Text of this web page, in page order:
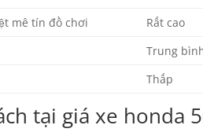
mê tín đồ chơi Rất cao
Trung
Thấp
tại giá xe honda